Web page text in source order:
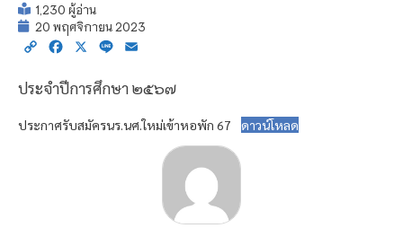
1,230 ผู้อ่าน
20 พฤศจิกายน 2023
Copy Facebook
X Line
ประจำปีการศึกษา ๒๕๖๗
ประกาศรับสมัครนร.นศ.ใหม่เข้าหอพัก 67 ดาวน์โหลด